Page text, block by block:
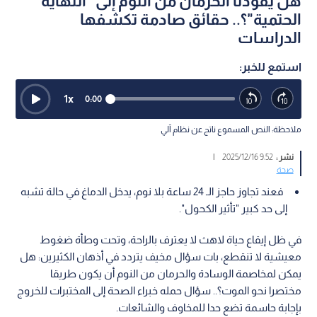
الحتمية"؟.. حقائق صادمة تكشفها
الدراسات
استمع للخبر:
0:00
1x
ملاحظة: النص المسموع ناتج عن نظام آلي
نشر :9:52 2025/12/16
|
صحة
فعند تجاوز حاجز الـ 24 ساعة بلا نوم، يدخل الدماغ في حالة تشبه
إلى حد كبير "تأثير الكحول".
في ظل إيقاع حياة لاهث لا يعترف بالراحة، وتحت وطأة ضغوط
معيشية لا تنقطع، بات سؤال مخيف يتردد في أذهان الكثيرين: هل
يمكن لمخاصمة الوسادة والحرمان من النوم أن يكون طريقا
مختصرا نحو الموت؟.. سؤال حمله خبراء الصحة إلى المختبرات للخروج
بإجابة حاسمة تضع حدا للمخاوف والشائعات.